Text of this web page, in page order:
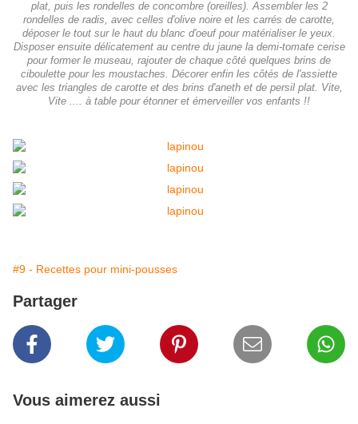
plat, puis les rondelles de concombre (oreilles). Assembler les 2
rondelles de radis, avec celles d'olive noire et les carrés de carotte,
déposer le tout sur le haut du blanc d'oeuf pour matérialiser le yeux.
Disposer ensuite délicatement au centre du jaune la demi-tomate cerise
pour former le museau, rajouter de chaque côté quelques brins de
ciboulette pour les moustaches. Décorer enfin les côtés de l'assiette
avec les triangles de carotte et des brins d'aneth et de persil plat. Vite,
Vite .... à table pour étonner et émerveiller vos enfants !!
#9 - Recettes pour mini-pousses
Partager
Vous aimerez aussi